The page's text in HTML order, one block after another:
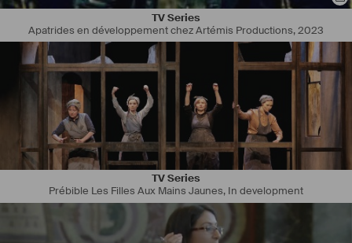
TV Series
Apatrides en développement chez Artémis Productions,2023
TV Series
Prébible Les Filles Aux Mains Jaunes, In development